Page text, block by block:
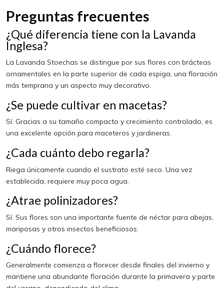
Preguntas frecuentes
¿Qué diferencia tiene con la Lavanda
Inglesa?
La Lavanda Stoechas se distingue por sus flores con brácteas
ornamentales en la parte superior de cada espiga, una floración
más temprana y un aspecto muy decorativo.
¿Se puede cultivar en macetas?
Sí. Gracias a su tamaño compacto y crecimiento controlado, es
una excelente opción para maceteros y jardineras.
¿Cada cuánto debo regarla?
Riega únicamente cuando el sustrato esté seco. Una vez
establecida, requiere muy poca agua.
¿Atrae polinizadores?
Sí. Sus flores son una importante fuente de néctar para abejas,
mariposas y otros insectos beneficiosos.
¿Cuándo florece?
Generalmente comienza a florecer desde finales del invierno y
mantiene una abundante floración durante la primavera y parte